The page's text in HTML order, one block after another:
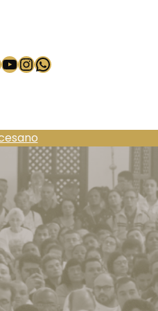
Youtube
Instagram
WhatsApp